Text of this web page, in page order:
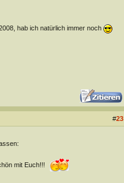
hab ich natürlich immer noch
#23
mit Euch!!!